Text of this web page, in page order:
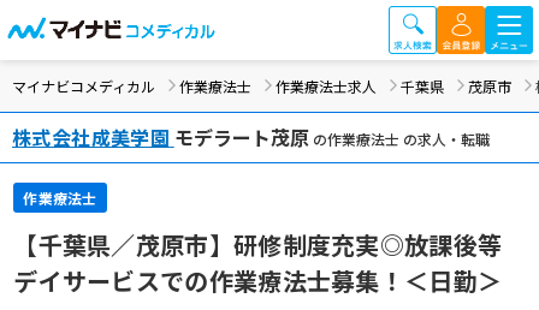
マイナビコメディカル 作業療法士 作業療法士求人 千葉県 茂原市
株式会社成美学園 モデラート茂原の作業療法士 の求人・転職
作業療法士
【千葉県／茂原市】研修制度充実◎放課後等
デイサービスでの作業療法士募集！＜日勤＞